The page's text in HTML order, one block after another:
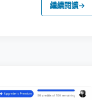
繼續閱讀→